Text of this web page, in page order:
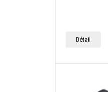
Détail